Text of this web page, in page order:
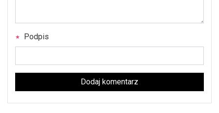
Podpis
Dodaj komentarz